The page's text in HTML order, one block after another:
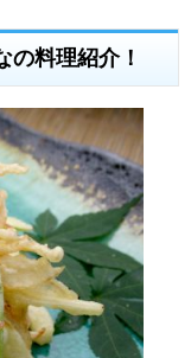
料理紹介！